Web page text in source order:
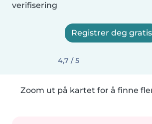
verifisering
Registrer deg gratis
4,7 / 5
Zoom ut på kartet for å finne